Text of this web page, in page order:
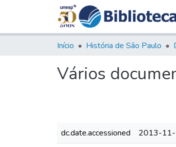
Início História de São Paulo
Vários
dc.date.accessioned
2013-